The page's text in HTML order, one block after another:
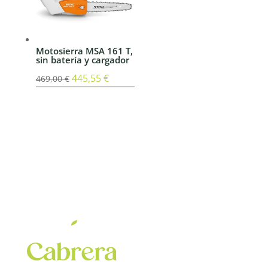
Motosierra MSA 161 T,
sin batería y cargador
469,00€ El
445,55€El